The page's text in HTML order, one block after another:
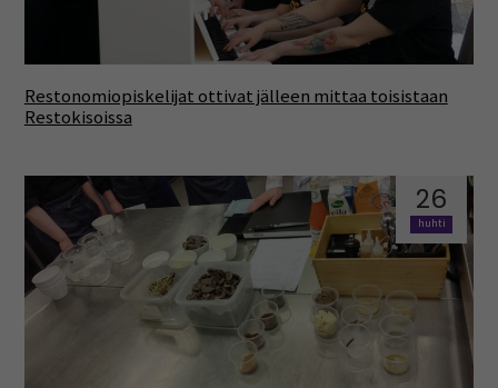
Restonomiopiskelijat ottivat jälleen mittaa toisistaan
Restokisoissa
26
huhti